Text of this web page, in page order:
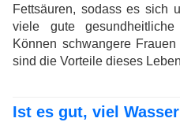
Fettsäuren, sodass es sich
viele gute
Können schwangere
sind die Vorteile dieses
Ist es gut, viel